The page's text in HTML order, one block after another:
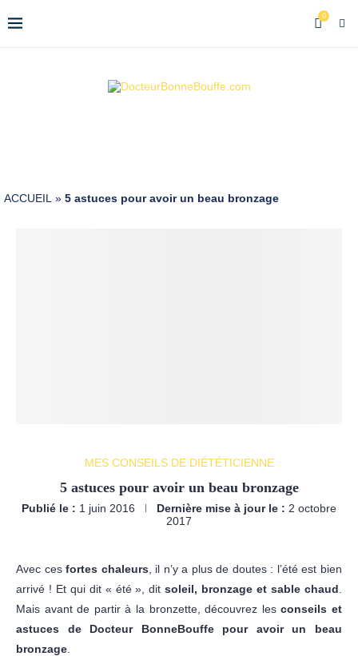
0
ACCUEIL » 5 astuces pour avoir un beau bronzage
MES CONSEILS DE DIÉTÉTICIENNE
5 astuces pour avoir un beau bronzage
Publié le : 1 juin 2016 Dernière mise à jour le : 2 octobre
2017
Avec cesfortes chaleurs, il n’y a plus de doutes : l’été est bien
arrivé ! Et qui dit « été », ditsoleil, bronzage et sable chaud
Mais avant de partir à la bronzette, découvrez lesconseils et
astuces de Docteur BonneBouffe pour avoir un beau
bronzage